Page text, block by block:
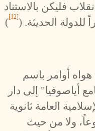
فليكن بالاستناد
للدولة الحديثة. ([12]
)
أوامر باسم
أياصوفيا" إلى دار
العامة ثانوية
ولا من حيث